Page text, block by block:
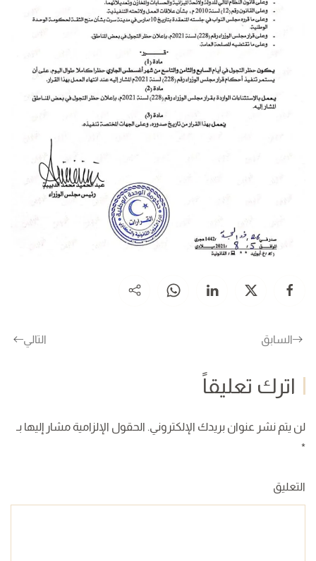
السابق التالي
اترك تعليقاً
لن يتم نشر عنوان بريدك الإلكتروني. الحقول الإلزامية مشار إليها بـ
*
التعليق